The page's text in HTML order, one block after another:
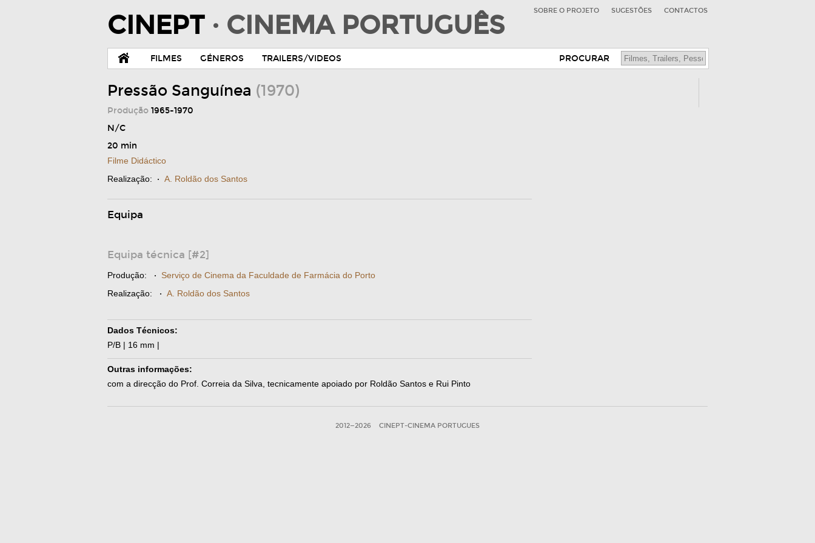
CINEPT · CINEMA PORTUGUÊS SOBRE O PROJETO SUGESTÕES CONTACTOS
FILMES GÉNEROS TRAILERS/VIDEOS PROCURAR
Pressão Sanguínea (1970)
Produção 1965-1970
N/C
20 min
Filme Didáctico
Realização: · A. Roldão dos Santos
Equipa
Equipa técnica [#2]
Produção: · Serviço de Cinema da Faculdade de Farmácia do Porto
Realização: · A. Roldão dos Santos
Dados Técnicos:
P/B | 16 mm |
Outras informações:
com a direcção do Prof. Correia da Silva, tecnicamente apoiado por Roldão Santos e Rui Pinto
2012—2026 CINEPT-CINEMA PORTUGUES